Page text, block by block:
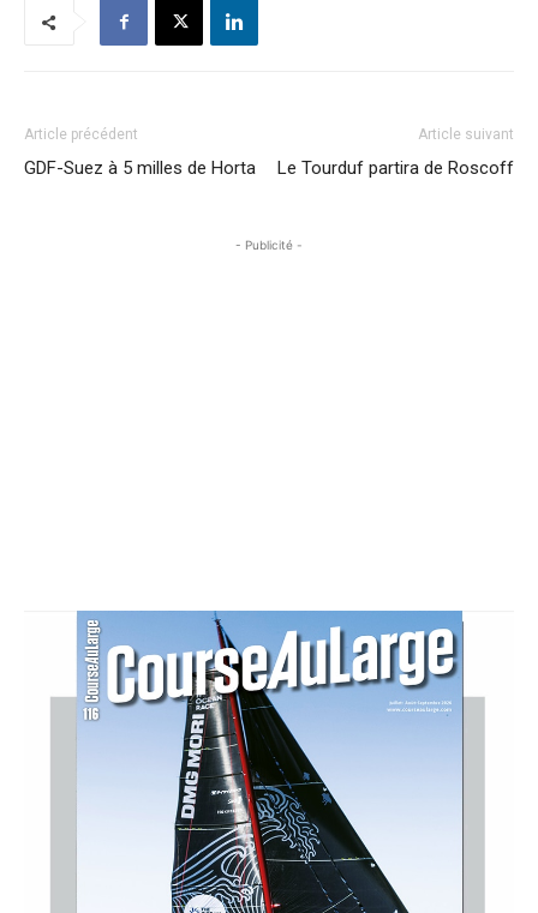
Article précédent
GDF-Suez à 5 milles de Horta
Article suivant
Le Tourduf partira de Roscoff
- Publicité -